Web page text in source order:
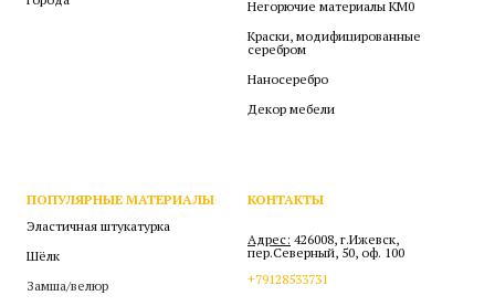
Негорючие материалы КМ0
Краски, модифицированные
серебром
Наносеребро
Декор мебели
ПОПУЛЯРНЫЕ МАТЕРИАЛЫ
Эластичная штукатурка
Шёлк
Замша/велюр
КОНТАКТЫ
Адрес: 426008, г.Ижевск,
пер.Северный, 50, оф. 100
+79128533731